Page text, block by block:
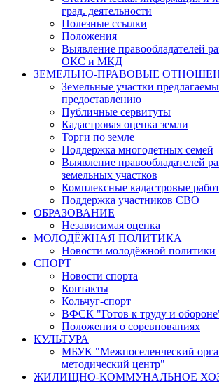
град. деятельности
Полезные ссылки
Положения
Выявление правообладателей
ОКС и МКД
ЗЕМЕЛЬНО-ПРАВОВЫЕ
Земельные участки
предоставлению
Публичные сервитуты
Кадастровая оценка земли
Торги по земле
Поддержка многодетных семей
Выявление правообладателей
земельных участков
Комплексные кадастровые
Поддержка участников СВО
ОБРАЗОВАНИЕ
Независимая оценка
МОЛОДЁЖНАЯ ПОЛИТИКА
Новости молодёжной политики
СПОРТ
Новости спорта
Контакты
Кольчуг-спорт
ВФСК "Готов к труду и
Положения о соревнованиях
КУЛЬТУРА
МБУК "Межпоселенческий
методический центр"
ЖИЛИЩНО-КОММУНАЛЬНОЕ